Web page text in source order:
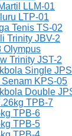
LLM-01
LTP-01
Tenis TS-02
Trinity JBV-2
Olympus
Trinity JST-2
Single
KPS-05
Double
TPB-7
TPB-6
TPB-5